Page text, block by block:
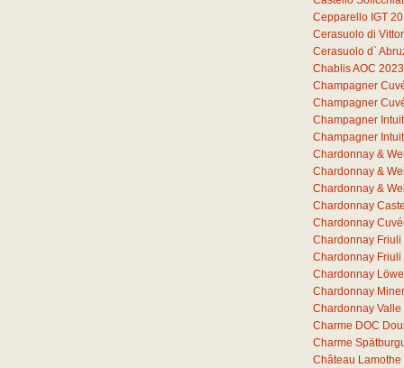
Cepparello IGT
Cerasuolo di
Cerasuolo d`
Chablis AOC 2023
Champagner
Champagner
Champagner
Champagner
Chardonnay &
Chardonnay &
Chardonnay &
Chardonnay
Chardonnay
Chardonnay
Chardonnay
Chardonnay
Chardonnay
Chardonnay Valle
Charme DOC
Charme
Château